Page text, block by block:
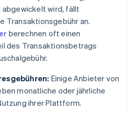
abgewickelt wird, fällt
Transaktionsgebühr an.
berechnen oft einen
des Transaktionsbetrags
Einige Anbieter von
monatliche oder jährliche
ihrer Plattform.